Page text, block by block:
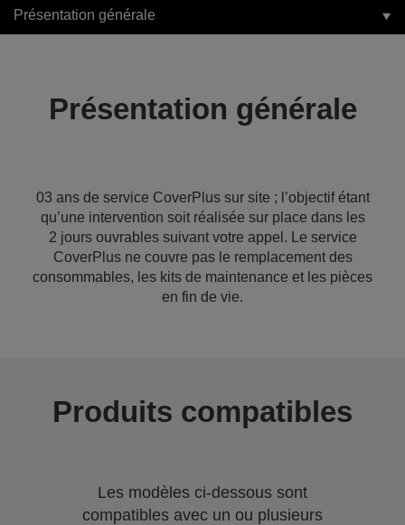
Présentation générale
Présentation générale
03 ans de service CoverPlus sur site ; l’objectif étant
qu’une intervention soit réalisée sur place dans les
2 jours ouvrables suivant votre appel. Le service
CoverPlus ne couvre pas le remplacement des
consommables, les kits de maintenance et les pièces
en fin de vie.
Produits compatibles
Les modèles ci-dessous sont
compatibles avec un ou plusieurs